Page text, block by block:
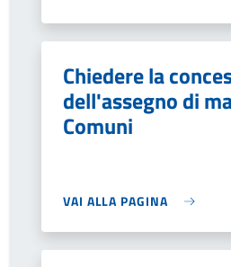
Chiedere la
dell'assegno di
Comuni
VAI ALLA PAGINA